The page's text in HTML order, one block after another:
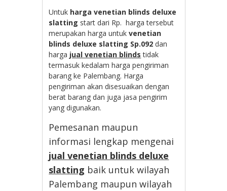
Untuk harga venetian blinds deluxe
slatting start dari Rp. harga tersebut
merupakan harga untukvenetian
blinds deluxe slatting Sp.092 dan
harga jual venetian blinds tidak
termasuk kedalam harga pengiriman
barang ke Palembang. Harga
pengiriman akan disesuaikan dengan
berat barang dan juga jasa pengirim
yang digunakan.
Pemesanan maupun
informasi lengkap mengenai
jual venetian blinds deluxe
slatting baik untuk wilayah
Palembang maupun wilayah